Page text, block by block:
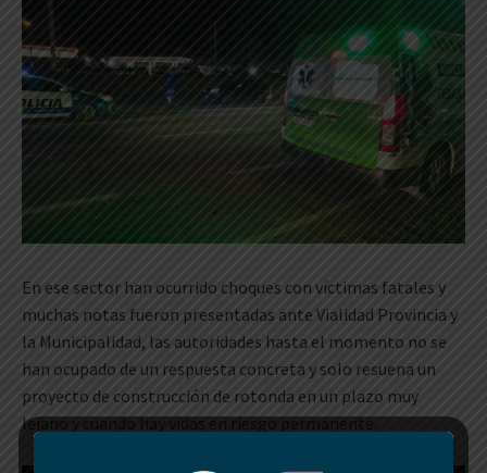
En ese sector han ocurrido choques con víctimas fatales y
muchas notas fueron presentadas ante Vialidad Provincia y
la Municipalidad, las autoridades hasta el momento no se
han ocupado de un respuesta concreta y solo resuena un
proyecto de construcción de rotonda en un plazo muy
lejano y cuando hay vidas en riesgo permanente.